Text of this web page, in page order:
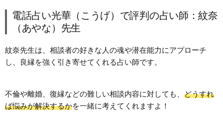
電話占い光華（こうげ）で評判の占い師：紋奈
（あやな）先生
紋奈先生は、相談者の好きな人の魂や潜在能力にアプローチ
し、良縁を強く引き寄せてくれる占い師です。
不倫や離婚、復縁などの難しい相談内容に対しても、 どうすれ
ば悩みが解決するかを一緒に考えてくれますよ！